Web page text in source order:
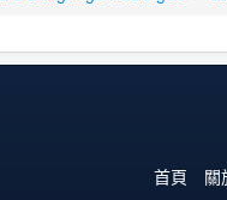
首頁 關